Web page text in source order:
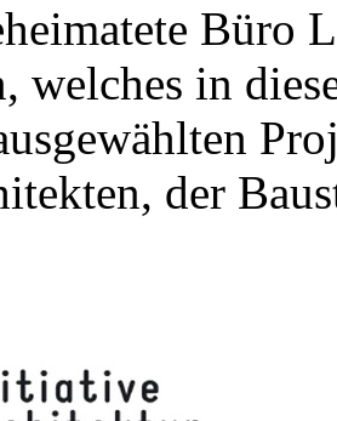
Büro
welches in
der